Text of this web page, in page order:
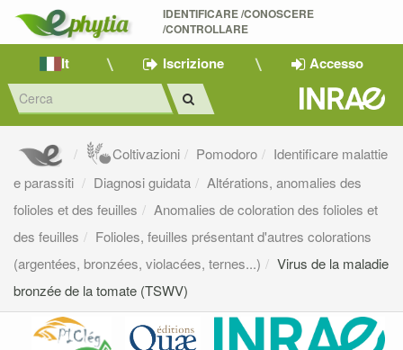
IDENTIFICARE /CONOSCERE
/CONTROLLARE
It Iscrizione Accesso
Coltivazioni Pomodoro
Identificare malattie
e parassiti
Diagnosi guidata
Altérations, anomalies des
folioles et des feuilles
Anomalies de coloration des folioles et
des feuilles
Folioles, feuilles présentant d'autres colorations
(argentées, bronzées, violacées, ternes...)
Virus de la maladie
bronzée de la tomate (TSWV)